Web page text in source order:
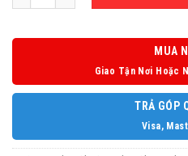
MUA
Giao Tận Nơi Hoặc
TRẢ GÓP
Visa,